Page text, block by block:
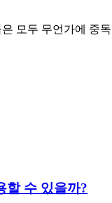
모두 무언가에 중
할 수 있을까?